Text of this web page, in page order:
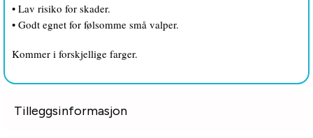
• Lav risiko for skader.
• Godt egnet for følsomme små valper.
Kommer i forskjellige farger.
Tilleggsinformasjon